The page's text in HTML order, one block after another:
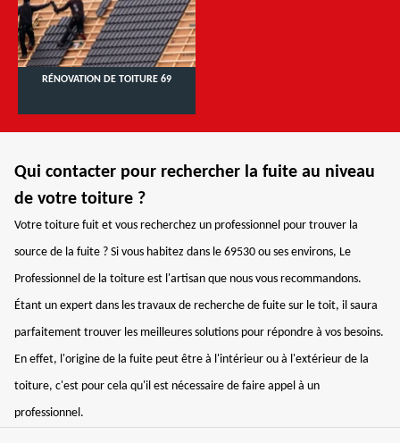
RÉNOVATION DE TOITURE 69
Qui contacter pour rechercher la fuite au niveau
de votre toiture ?
Votre toiture fuit et vous recherchez un professionnel pour trouver la
source de la fuite ? Si vous habitez dans le 69530 ou ses environs, Le
Professionnel de la toiture est l'artisan que nous vous recommandons.
Étant un expert dans les travaux de recherche de fuite sur le toit, il saura
parfaitement trouver les meilleures solutions pour répondre à vos besoins.
En effet, l'origine de la fuite peut être à l'intérieur ou à l'extérieur de la
toiture, c'est pour cela qu'il est nécessaire de faire appel à un
professionnel.